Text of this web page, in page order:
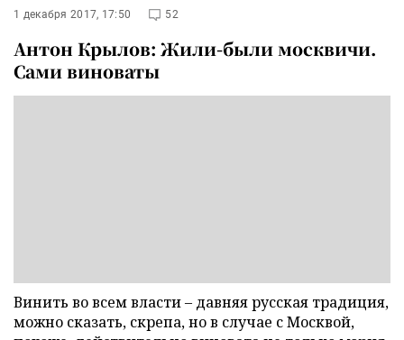
1 декабря 2017, 17:50 52
Антон Крылов: Жили-были москвичи.
Сами виноваты
Винить во всем власти – давняя русская традиция,
можно сказать, скрепа, но в случае с Москвой,